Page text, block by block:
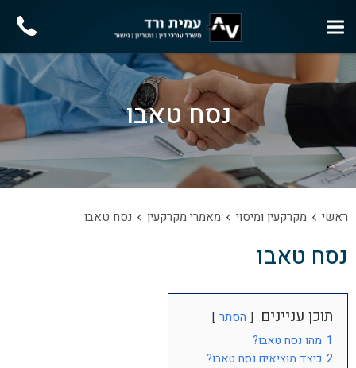
נסח טאבו
ראשי מקרקעין ומיסוי מאמרי מקרקעין נסח טאבו
נסח טאבו
תוכן עניינים הסתר
1 מהו נסח טאבו?
2 כיצד מוציאים נסח טאבו?